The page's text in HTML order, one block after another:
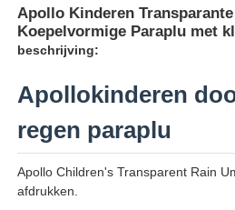
Apollo Kinderen
Koepelvormige Paraplu met
beschrijving:
Apollokinderen
regen paraplu
Apollo Children's Transparent Rain
afdrukken.